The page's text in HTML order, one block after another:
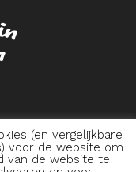
(en vergelijkbare
voor de website om
van de website te